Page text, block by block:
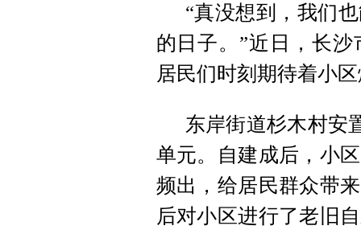
“真没想到，我们
的日子。”近日，长
居民们时刻期待着小
东岸街道杉木村安
单元。自建成后，小
频出，给居民群众带
后对小区进行了老旧